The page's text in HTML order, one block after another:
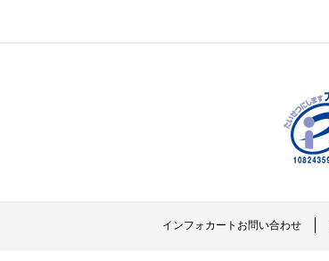
インフォカートお問い合わせ